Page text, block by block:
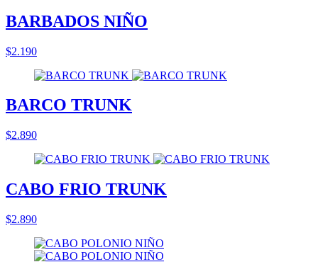
BARBADOS NIÑO
$2.190
BARCO TRUNK
$2.890
CABO FRIO TRUNK
$2.890